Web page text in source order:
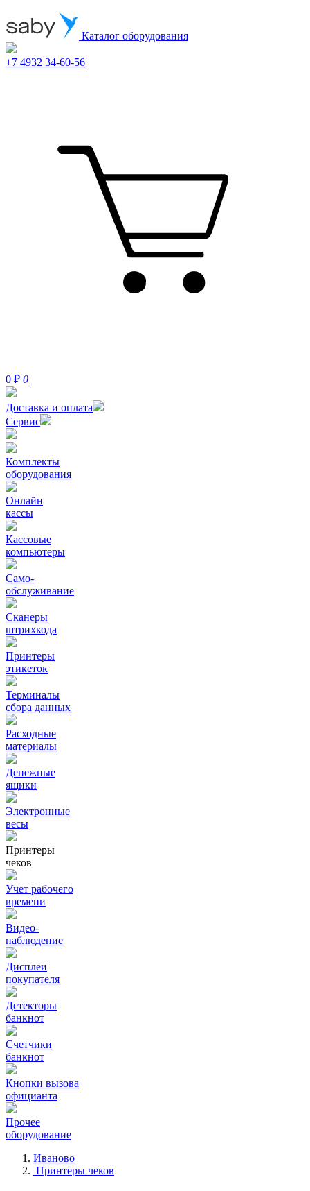
Каталог оборудования
+7 4932 34-60-56
0 ₽ 0
Доставка и оплата
Сервис
Комплекты
оборудования
Онлайн
кассы
Кассовые
компьютеры
Само-
обслуживание
Сканеры
штрихкода
Принтеры
этикеток
Терминалы
сбора данных
Расходные
материалы
Денежные
ящики
Электронные
весы
Принтеры
чеков
Учет рабочего
времени
Видео‑
наблюдение
Дисплеи
покупателя
Детекторы
банкнот
Счетчики
банкнот
Кнопки вызова
официанта
Прочее
оборудование
Иваново
Принтеры чеков